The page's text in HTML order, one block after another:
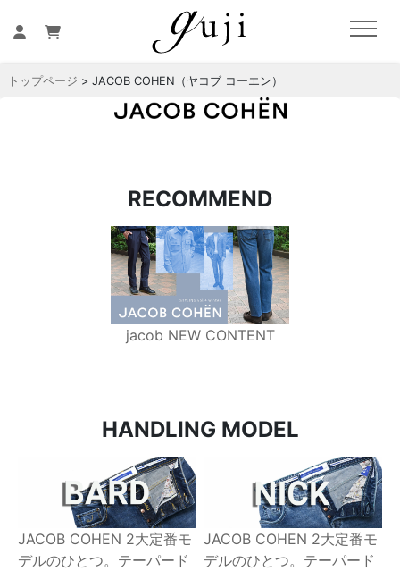
トップページ > JACOB COHEN（ヤコブ コーエン）
RECOMMEND
jacob NEW CONTENT
HANDLING MODEL
JACOB COHEN 2大定番モ
デルのひとつ。テーパード
JACOB COHEN 2大定番モ
デルのひとつ。テーパード